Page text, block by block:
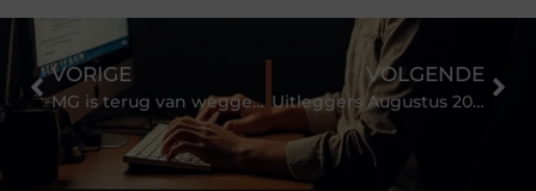
VORIGE
MG is terug van weggeweest
VOLGENDE
Uitleggers Augustus 2021: Alle soorten tablethouders